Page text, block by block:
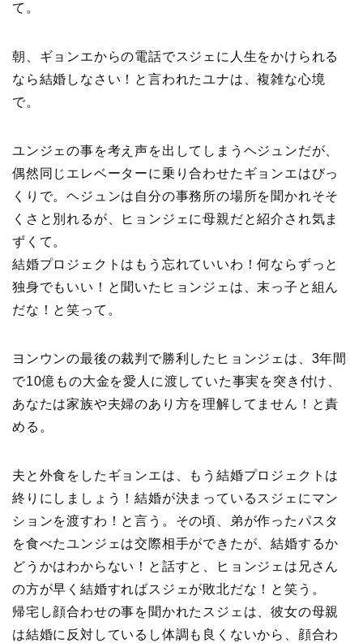
て。
朝、ギョンエからの電話でスジェに人生をかけられる
なら結婚しなさい！と言われたユナは、複雑な心境
で。
ユンジェの事を考え声を出してしまうヘジュンだが、
偶然同じエレベーターに乗り合わせたギョンエはびっ
くりで。ヘジュンは自分の事務所の場所を聞かれそそ
くさと別れるが、ヒョンジェに母親だと紹介され気ま
ずくて。
結婚プロジェクトはもう忘れていいわ！何ならずっと
独身でもいい！と聞いたヒョンジェは、末っ子と組ん
だな！と笑って。
ヨンウンの最後の裁判で勝利したヒョンジェは、3年間
で10億もの大金を愛人に渡していた事実を突き付け、
あなたは家族や夫婦のあり方を理解してません！と責
める。
夫と外食をしたギョンエは、もう結婚プロジェクトは
終りにしましょう！結婚が決まっているスジェにマン
ションを渡すわ！と言う。その頃、弟が作ったパスタ
を食べたユンジェは交際相手ができたが、結婚するか
どうかはわからない！と話すと、ヒョンジェは兄さん
の方が早く結婚すればスジェが敗北だな！と笑う。
帰宅し顔合わせの事を聞かれたスジェは、彼女の母親
は結婚に反対しているし体調も良くないから、顔合わ